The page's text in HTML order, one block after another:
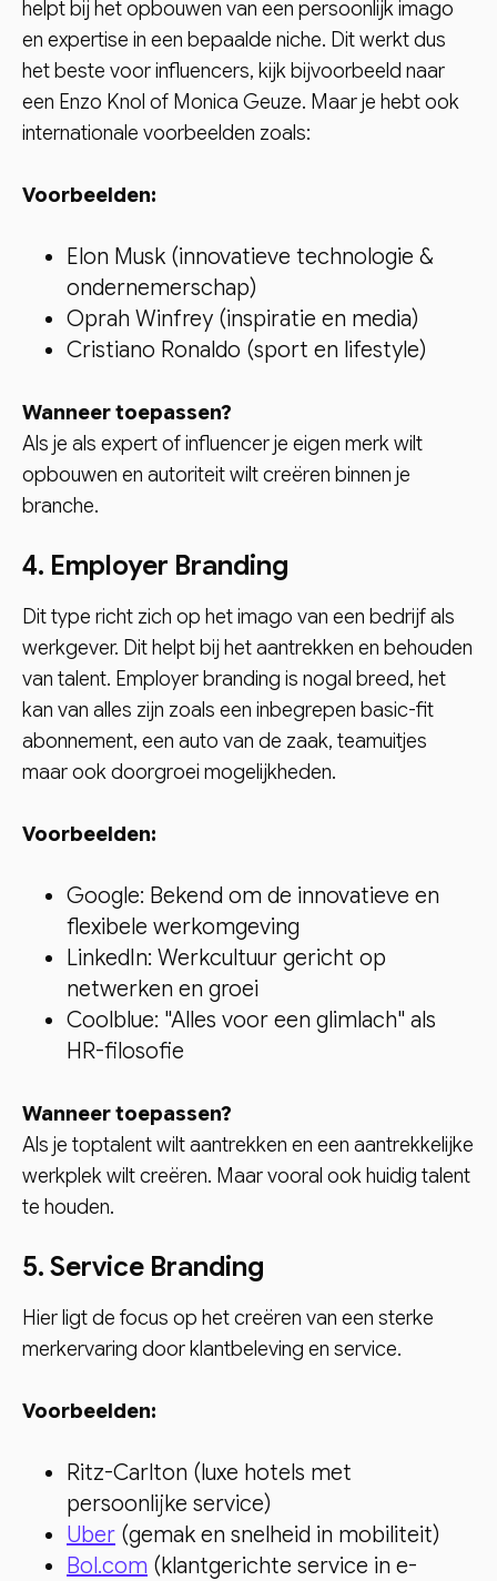
helpt bij het opbouwen van een persoonlijk imago
en expertise in een bepaalde niche. Dit werkt dus
het beste voor influencers, kijk bijvoorbeeld naar
een Enzo Knol of Monica Geuze. Maar je hebt ook
internationale voorbeelden zoals:
Voorbeelden:
Elon Musk (innovatieve technologie &
ondernemerschap)
Oprah Winfrey (inspiratie en media)
Cristiano Ronaldo (sport en lifestyle)
Wanneer toepassen?
Als je als expert of influencer je eigen merk wilt
opbouwen en autoriteit wilt creëren binnen je
branche.
4. Employer Branding
Dit type richt zich op het imago van een bedrijf als
werkgever. Dit helpt bij het aantrekken en behouden
van talent. Employer branding is nogal breed, het
kan van alles zijn zoals een inbegrepen basic-fit
abonnement, een auto van de zaak, teamuitjes
maar ook doorgroei mogelijkheden.
Voorbeelden:
Google: Bekend om de innovatieve en
flexibele werkomgeving
LinkedIn: Werkcultuur gericht op
netwerken en groei
Coolblue: "Alles voor een glimlach" als
HR-filosofie
Wanneer toepassen?
Als je toptalent wilt aantrekken en een aantrekkelijke
werkplek wilt creëren. Maar vooral ook huidig talent
te houden.
5. Service Branding
Hier ligt de focus op het creëren van een sterke
merkervaring door klantbeleving en service.
Voorbeelden:
Ritz-Carlton (luxe hotels met
persoonlijke service)
Uber (gemak en snelheid in mobiliteit)
Bol.com (klantgerichte service in e-